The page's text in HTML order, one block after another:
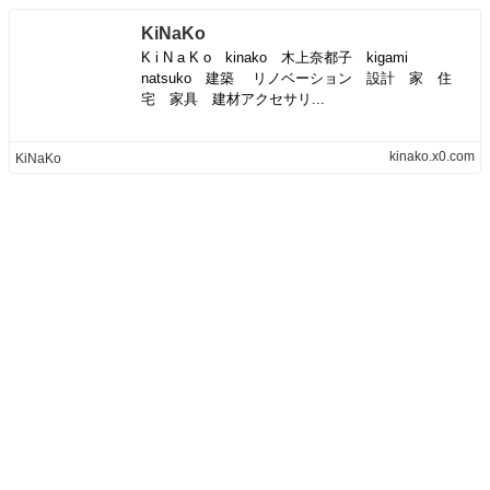
KiNaKo
K i N a K o kinako 木上奈都子 kigami
natsuko 建築 リノベーション 設計 家 住
宅 家具 建材アクセサリ...
KiNaKo kinako.x0.com